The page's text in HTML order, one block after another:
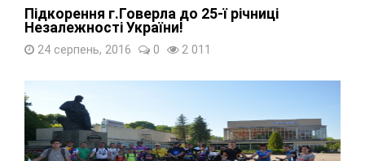
Підкорення г.Говерла до 25-ї річниці
Незалежності України!
24 серпень, 2016 0 2 011